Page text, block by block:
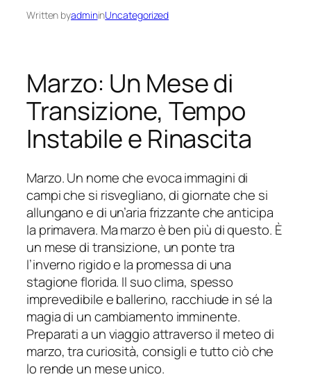
Written byadmininUncategorized
Marzo: Un Mese di
Transizione, Tempo
Instabile e Rinascita
Marzo. Un nome che evoca immagini di
campi che si risvegliano, di giornate che si
allungano e di un’aria frizzante che anticipa
la primavera. Ma marzo è ben più di questo. È
un mese di transizione, un ponte tra
l’inverno rigido e la promessa di una
stagione florida. Il suo clima, spesso
imprevedibile e ballerino, racchiude in sé la
magia di un cambiamento imminente.
Preparati a un viaggio attraverso il meteo di
marzo, tra curiosità, consigli e tutto ciò che
lo rende un mese unico.